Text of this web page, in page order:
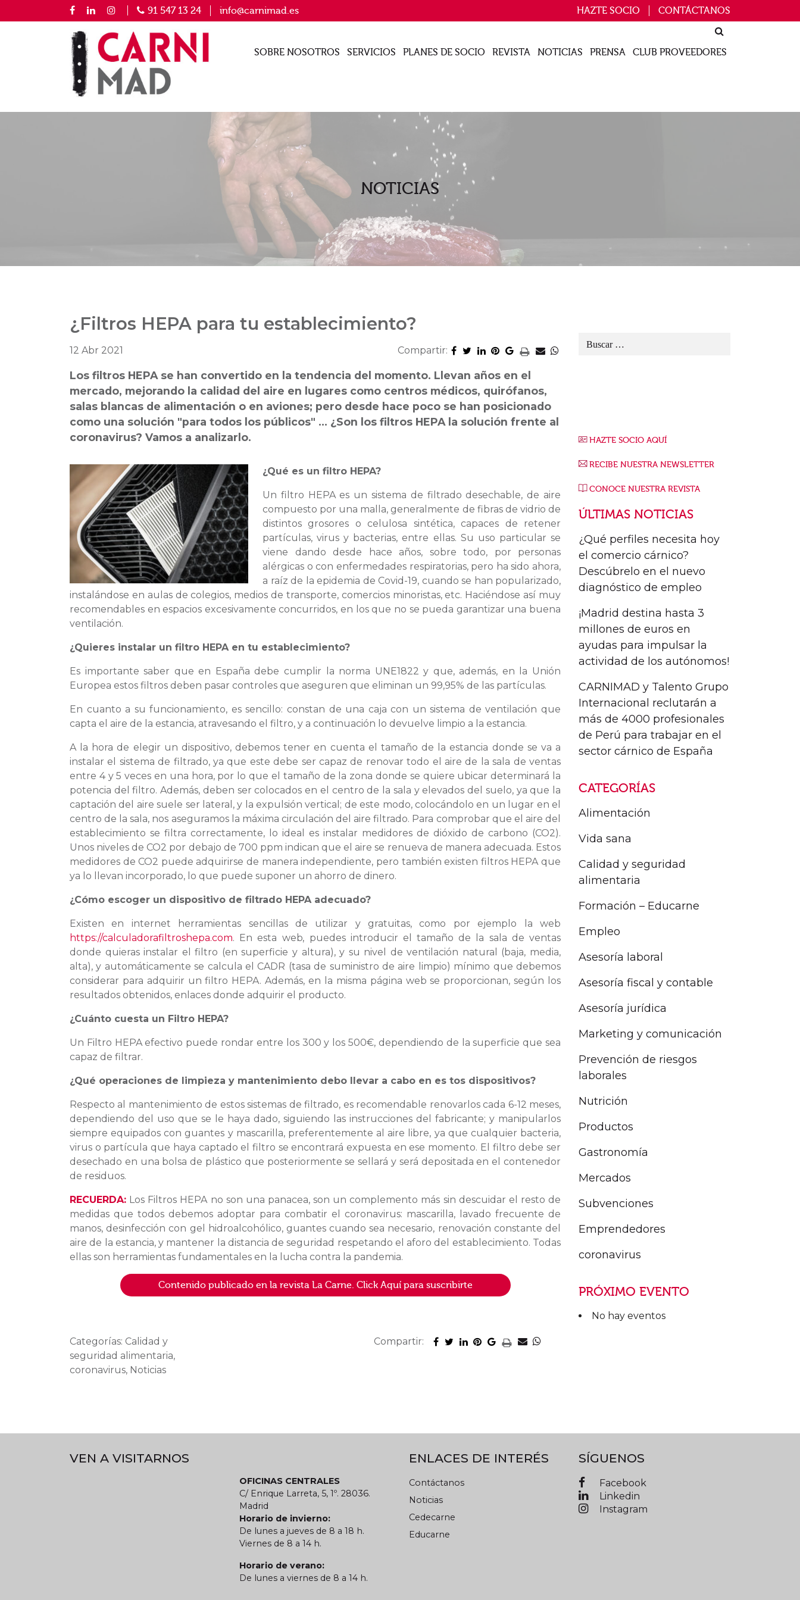
91 547 13 24 info@carnimad.es HAZTE SOCIO CONTÁCTANOS
SOBRE NOSOTROS SERVICIOS PLANES DE SOCIO REVISTA NOTICIAS PRENSA CLUB PROVEEDORES
NOTICIAS
¿Filtros HEPA para tu establecimiento?
12 Abr 2021 Compartir:
Los filtros HEPA se han convertido en la tendencia del momento. Llevan años en el
mercado, mejorando la calidad del aire en lugares como centros médicos, quirófanos,
salas blancas de alimentación o en aviones; pero desde hace poco se han posicionado
como una solución "para todos los públicos" … ¿Son los filtros HEPA la solución frente al
coronavirus? Vamos a analizarlo.
¿Qué es un filtro HEPA?
Un filtro HEPA es un sistema de filtrado desechable, de aire
compuesto por una malla, generalmente de fibras de vidrio de
distintos grosores o celulosa sintética, capaces de retener
partículas, virus y bacterias, entre ellas. Su uso particular se
viene dando desde hace años, sobre todo, por personas
alérgicas o con enfermedades respiratorias, pero ha sido ahora,
a raíz de la epidemia de Covid-19, cuando se han popularizado,
instalándose en aulas de colegios, medios de transporte, comercios minoristas, etc. Haciéndose así muy
recomendables en espacios excesivamente concurridos, en los que no se pueda garantizar una buena
ventilación.
¿Quieres instalar un filtro HEPA en tu establecimiento?
Es importante saber que en España debe cumplir la norma UNE1822 y que, además, en la Unión
Europea estos filtros deben pasar controles que aseguren que eliminan un 99,95% de las partículas.
En cuanto a su funcionamiento, es sencillo: constan de una caja con un sistema de ventilación que
capta el aire de la estancia, atravesando el filtro, y a continuación lo devuelve limpio a la estancia.
A la hora de elegir un dispositivo, debemos tener en cuenta el tamaño de la estancia donde se va a
instalar el sistema de filtrado, ya que este debe ser capaz de renovar todo el aire de la sala de ventas
entre 4 y 5 veces en una hora, por lo que el tamaño de la zona donde se quiere ubicar determinará la
potencia del filtro. Además, deben ser colocados en el centro de la sala y elevados del suelo, ya que la
captación del aire suele ser lateral, y la expulsión vertical; de este modo, colocándolo en un lugar en el
centro de la sala, nos aseguramos la máxima circulación del aire filtrado. Para comprobar que el aire del
establecimiento se filtra correctamente, lo ideal es instalar medidores de dióxido de carbono (CO2).
Unos niveles de CO2 por debajo de 700 ppm indican que el aire se renueva de manera adecuada. Estos
medidores de CO2 puede adquirirse de manera independiente, pero también existen filtros HEPA que
ya lo llevan incorporado, lo que puede suponer un ahorro de dinero.
¿Cómo escoger un dispositivo de filtrado HEPA adecuado?
Existen en internet herramientas sencillas de utilizar y gratuitas, como por ejemplo la web
https://calculadorafiltroshepa.com. En esta web, puedes introducir el tamaño de la sala de ventas
donde quieras instalar el filtro (en superficie y altura), y su nivel de ventilación natural (baja, media,
alta), y automáticamente se calcula el CADR (tasa de suministro de aire limpio) mínimo que debemos
considerar para adquirir un filtro HEPA. Además, en la misma página web se proporcionan, según los
resultados obtenidos, enlaces donde adquirir el producto.
¿Cuánto cuesta un Filtro HEPA?
Un Filtro HEPA efectivo puede rondar entre los 300 y los 500€, dependiendo de la superficie que sea
capaz de filtrar.
¿Qué operaciones de limpieza y mantenimiento debo llevar a cabo en es tos dispositivos?
Respecto al mantenimiento de estos sistemas de filtrado, es recomendable renovarlos cada 6-12 meses,
dependiendo del uso que se le haya dado, siguiendo las instrucciones del fabricante; y manipularlos
siempre equipados con guantes y mascarilla, preferentemente al aire libre, ya que cualquier bacteria,
virus o partícula que haya captado el filtro se encontrará expuesta en ese momento. El filtro debe ser
desechado en una bolsa de plástico que posteriormente se sellará y será depositada en el contenedor
de residuos.
RECUERDA: Los Filtros HEPA no son una panacea, son un complemento más sin descuidar el resto de
medidas que todos debemos adoptar para combatir el coronavirus: mascarilla, lavado frecuente de
manos, desinfección con gel hidroalcohólico, guantes cuando sea necesario, renovación constante del
aire de la estancia, y mantener la distancia de seguridad respetando el aforo del establecimiento. Todas
ellas son herramientas fundamentales en la lucha contra la pandemia.
Contenido publicado en la revista La Carne. Click Aquí para suscribirte
Categorías: Calidad y
seguridad alimentaria,
coronavirus, Noticias
Compartir:
HAZTE SOCIO AQUÍ
RECIBE NUESTRA NEWSLETTER
CONOCE NUESTRA REVISTA
ÚLTIMAS NOTICIAS
¿Qué perfiles necesita hoy
el comercio cárnico?
Descúbrelo en el nuevo
diagnóstico de empleo
¡Madrid destina hasta 3
millones de euros en
ayudas para impulsar la
actividad de los autónomos!
CARNIMAD y Talento Grupo
Internacional reclutarán a
más de 4000 profesionales
de Perú para trabajar en el
sector cárnico de España
CATEGORÍAS
Alimentación
Vida sana
Calidad y seguridad
alimentaria
Formación – Educarne
Empleo
Asesoría laboral
Asesoría fiscal y contable
Asesoría jurídica
Marketing y comunicación
Prevención de riesgos
laborales
Nutrición
Productos
Gastronomía
Mercados
Subvenciones
Emprendedores
coronavirus
PRÓXIMO EVENTO
No hay eventos
VEN A VISITARNOS
OFICINAS CENTRALES
C/ Enrique Larreta, 5, 1º. 28036.
Madrid
Horario de invierno:
De lunes a jueves de 8 a 18 h.
Viernes de 8 a 14 h.
Horario de verano:
De lunes a viernes de 8 a 14 h.
ENLACES DE INTERÉS
Contáctanos
Noticias
Cedecarne
Educarne
SÍGUENOS
Facebook
Linkedin
Instagram